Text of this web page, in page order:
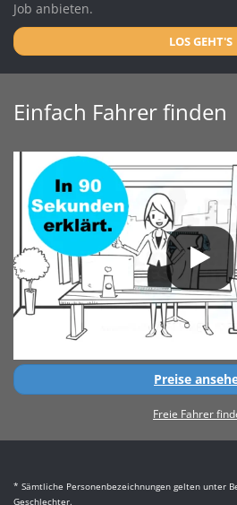
Job anbieten.
LOS GEHT'S
Einfach Fahrer finden
Preise
Freie Fahrer
* Sämtliche Personenbezeichnungen gelten unter
Geschlechter.